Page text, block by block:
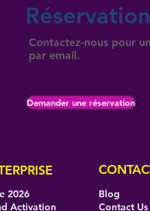
Réservation
Contactez-nous pour
par email.
Demander une réservation
2026
Activation
Blog
Contact Us